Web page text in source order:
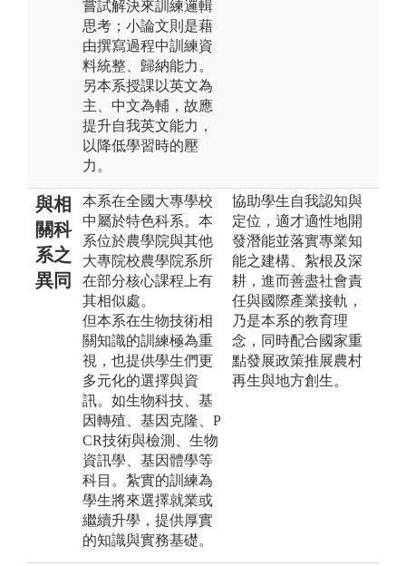
嘗試解決來訓練邏輯
思考；小論文則是藉
由撰寫過程中訓練資
料統整、歸納能力。
另本系授課以英文為
主、中文為輔，故應
提升自我英文能力，
以降低學習時的壓
力。
與相
關科
系之
異同
本系在全國大專學校
中屬於特色科系。本
系位於農學院與其他
大專院校農學院系所
在部分核心課程上有
其相似處。
但本系在生物技術相
關知識的訓練極為重
視，也提供學生們更
多元化的選擇與資
訊。如生物科技、基
因轉殖、基因克隆、P
CR技術與檢測、生物
資訊學、基因體學等
科目。紮實的訓練為
學生將來選擇就業或
繼續升學，提供厚實
的知識與實務基礎。
協助學生自我認知與
定位，適才適性地開
發潛能並落實專業知
能之建構、紮根及深
耕，進而善盡社會責
任與國際產業接軌，
乃是本系的教育理
念，同時配合國家重
點發展政策推展農村
再生與地方創生。